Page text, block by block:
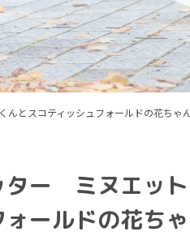
とスコティッシュフォールドの花ちゃ
ター ミヌエッ
ォールドの花ち